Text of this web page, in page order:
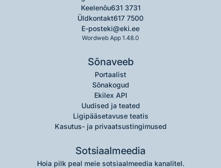
Keelenõu631 3731
Üldkontakt617 7500
E-posteki@eki.ee
Wordweb App 1.48.0
Sõnaveeb
Portaalist
Sõnakogud
Ekilex API
Uudised ja teated
Ligipääsetavuse teatis
Kasutus- ja privaatsustingimused
Sotsiaalmeedia
Hoia pilk peal meie sotsiaalmeedia kanalitel.